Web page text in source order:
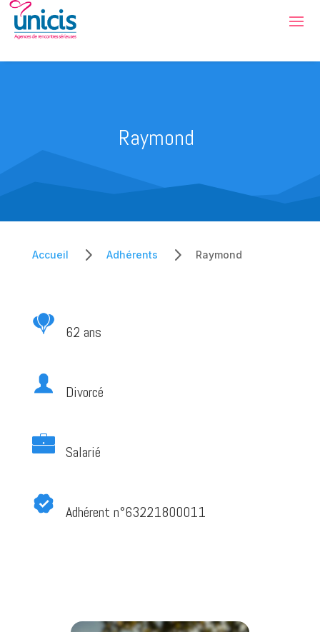
Raymond
Accueil 5 Adhérents 5 Raymond
62 ans
Divorcé
Salarié
Adhérent n°63221800011